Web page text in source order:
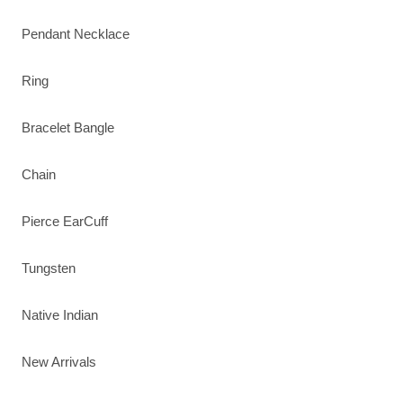
Pendant Necklace
Ring
Bracelet Bangle
Chain
Pierce EarCuff
Tungsten
Native Indian
New Arrivals